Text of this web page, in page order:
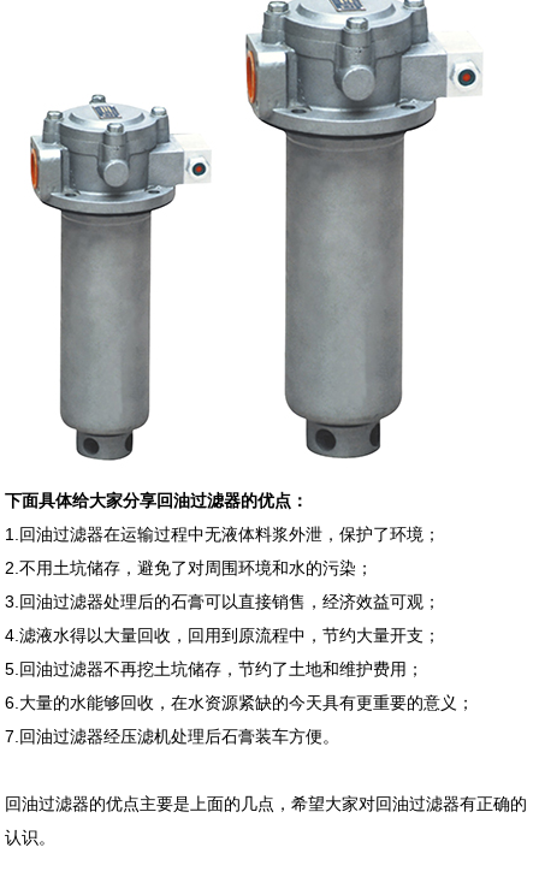
下面具体给大家分享回油过滤器的优点：
1.回油过滤器在运输过程中无液体料浆外泄，保护了环境；
2.不用土坑储存，避免了对周围环境和水的污染；
3.回油过滤器处理后的石膏可以直接销售，经济效益可观；
4.滤液水得以大量回收，回用到原流程中，节约大量开支；
5.回油过滤器不再挖土坑储存，节约了土地和维护费用；
6.大量的水能够回收，在水资源紧缺的今天具有更重要的意义；
7.回油过滤器经压滤机处理后石膏装车方便。
回油过滤器的优点主要是上面的几点，希望大家对回油过滤器有正确的
认识。